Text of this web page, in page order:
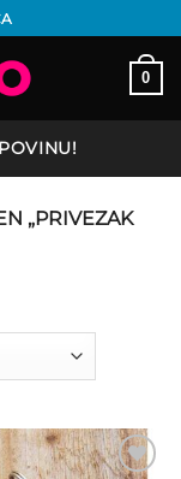
0
„PRIVEZAK